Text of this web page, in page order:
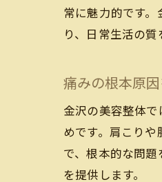
常に魅力的です
り、日常生活の質
痛みの根本原
金沢の美容整体
めです。肩こり
で、根本的な問
を提供します。